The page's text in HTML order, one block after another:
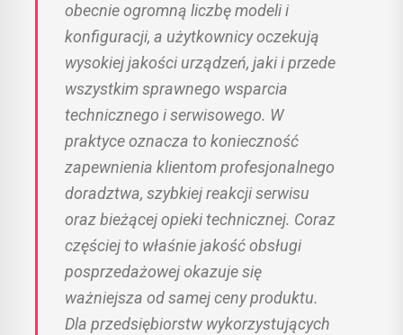
obecnie ogromną liczbę modeli i
konfiguracji, a użytkownicy oczekują
wysokiej jakości urządzeń, jaki i przede
wszystkim sprawnego wsparcia
technicznego i serwisowego. W
praktyce oznacza to konieczność
zapewnienia klientom profesjonalnego
doradztwa, szybkiej reakcji serwisu
oraz bieżącej opieki technicznej. Coraz
częściej to właśnie jakość obsługi
posprzedażowej okazuje się
ważniejsza od samej ceny produktu.
Dla przedsiębiorstw wykorzystujących